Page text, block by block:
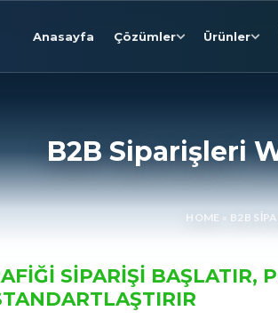
Anasayfa Çözümler Ürünler
B2B Siparişleri
HOME » B2B
SIPARIŞI BAŞLATIR,